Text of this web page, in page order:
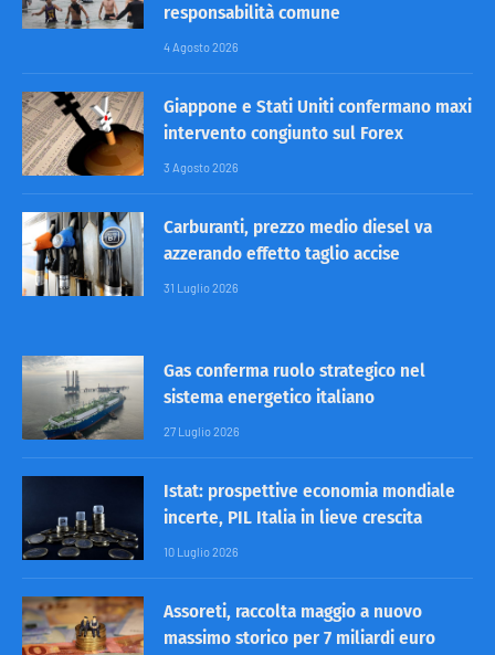
responsabilità comune
4 Agosto 2026
Giappone e Stati Uniti confermano maxi
intervento congiunto sul Forex
3 Agosto 2026
Carburanti, prezzo medio diesel va
azzerando effetto taglio accise
31 Luglio 2026
Gas conferma ruolo strategico nel
sistema energetico italiano
27 Luglio 2026
Istat: prospettive economia mondiale
incerte, PIL Italia in lieve crescita
10 Luglio 2026
Assoreti, raccolta maggio a nuovo
massimo storico per 7 miliardi euro